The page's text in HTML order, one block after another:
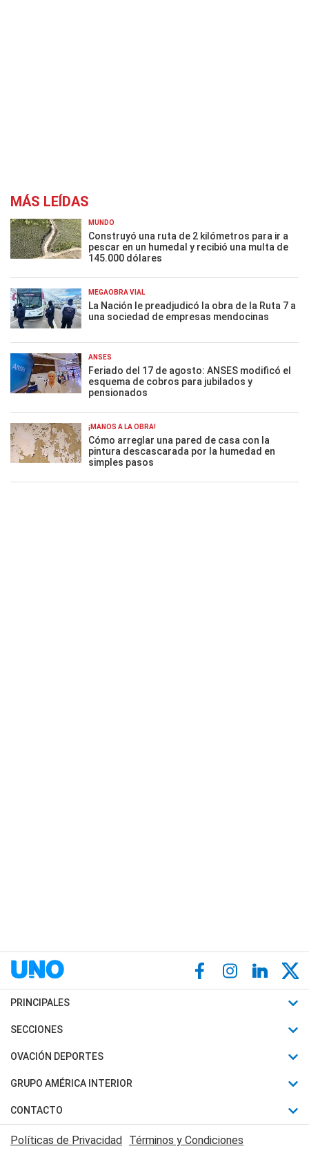
MÁS LEÍDAS
MUNDO
Construyó una ruta de 2 kilómetros para ir a
pescar en un humedal y recibió una multa de
145.000 dólares
MEGAOBRA VIAL
La Nación le preadjudicó la obra de la Ruta 7 a
una sociedad de empresas mendocinas
ANSES
Feriado del 17 de agosto: ANSES modificó el
esquema de cobros para jubilados y
pensionados
¡MANOS A LA OBRA!
Cómo arreglar una pared de casa con la
pintura descascarada por la humedad en
simples pasos
PRINCIPALES
Últimas Noticias
Política
Judiciales
Economia
SECCIONES
Horóscopo
Motores
Trucos caseros
Series y Películas
OVACIÓN DEPORTES
Fútbol
Mundial
Automovilismo
Rugby
GRUPO AMÉRICA INTERIOR
Canal 7 en Vivo
CONTACTO
Acerca de Nosotros
Políticas de Privacidad Términos y Condiciones